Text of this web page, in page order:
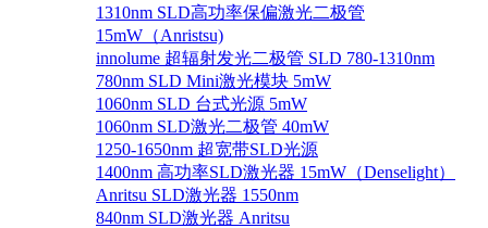
1310nm SLD高功率保偏激光二极管
15mW（Anristsu)
innolume 超辐射发光二极管 SLD 780-1310nm
780nm SLD Mini激光模块 5mW
1060nm SLD 台式光源 5mW
1060nm SLD激光二极管 40mW
1250-1650nm 超宽带SLD光源
1400nm 高功率SLD激光器 15mW（Denselight）
Anritsu SLD激光器 1550nm
840nm SLD激光器 Anritsu